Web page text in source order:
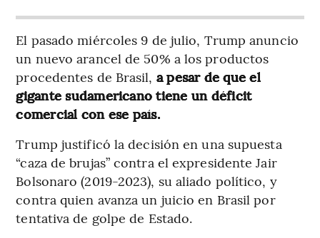
El pasado miércoles 9 de julio, Trump anuncio
un nuevo arancel de 50% a los productos
procedentes de Brasil, a pesar de que el
gigante sudamericano tiene un déficit
comercial con ese país.
Trump justificó la decisión en una supuesta
“caza de brujas” contra el expresidente Jair
Bolsonaro (2019-2023), su aliado político, y
contra quien avanza un juicio en Brasil por
tentativa de golpe de Estado.